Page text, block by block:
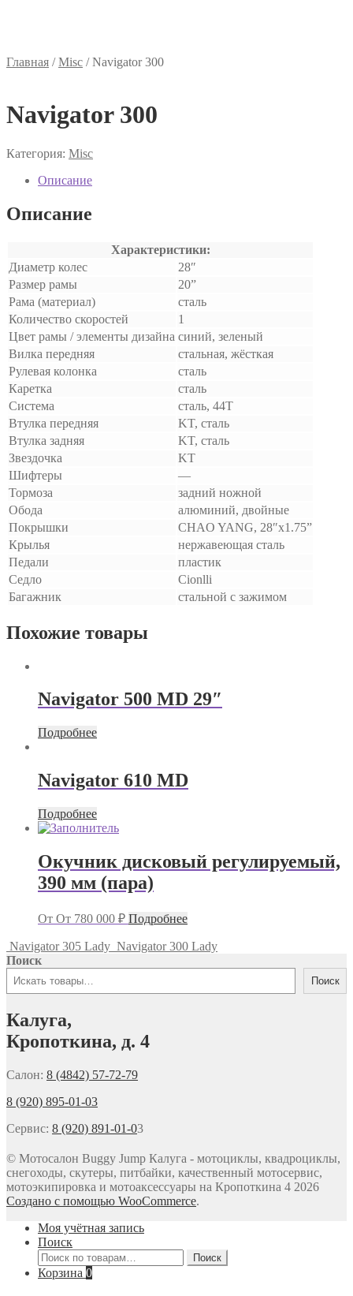
Главная /Misc /Navigator 300
Navigator 300
Категория: Misc
Описание
Описание
Характеристики:
Диаметр колес
28″
Размер рамы
20”
Рама (материал)
сталь
Количество скоростей
1
Цвет рамы / элементы дизайна синий, зеленый
Вилка передняя
стальная, жёсткая
Рулевая колонка
сталь
Каретка
сталь
Система
сталь, 44Т
Втулка передняя
KT, сталь
Втулка задняя
KT, сталь
Звездочка
KT
Шифтеры
—
Тормоза
задний ножной
Обода
алюминий, двойные
Покрышки
CHAO YANG, 28″x1.75”
Крылья
нержавеющая сталь
Педали
пластик
Седло
Cionlli
Багажник
стальной с зажимом
Похожие товары
Navigator 500 MD 29″
Подробнее
Navigator 610 MD
Подробнее
Окучник дисковый регулируемый,
390 мм (пара)
От От 780 000 ₽ Подробнее
Navigator 305 Lady Navigator 300 Lady
Поиск
Поиск
Калуга,
Кропоткина, д. 4
Салон: 8 (4842) 57-72-79
8 (920) 895-01-03
Сервис: 8 (920) 891-01-03
© Мотосалон Buggy Jump Калуга - мотоциклы, квадроциклы,
снегоходы, скутеры, питбайки, качественный мотосервис,
мотоэкипировка и мотоаксессуары на Кропоткина 4 2026
Создано с помощью WooCommerce.
Моя учётная запись
Поиск
Искать:
Поиск
Корзина 0